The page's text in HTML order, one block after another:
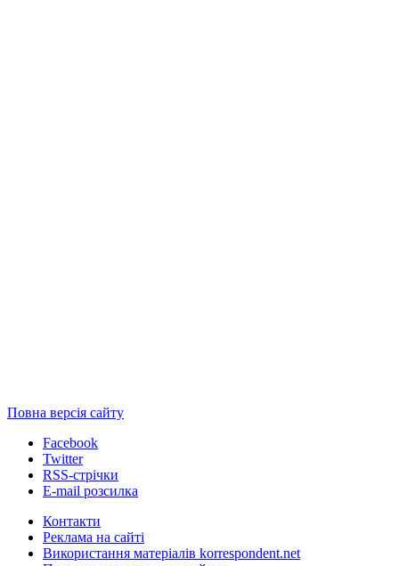
Повна версія сайту
Facebook
Twitter
RSS-стрічки
E-mail розсилка
Контакти
Реклама на сайті
Використання матеріалів korrespondent.net